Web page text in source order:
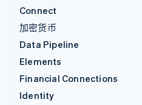
Connect
加密货币
Data Pipeline
Elements
Financial Connections
Identity